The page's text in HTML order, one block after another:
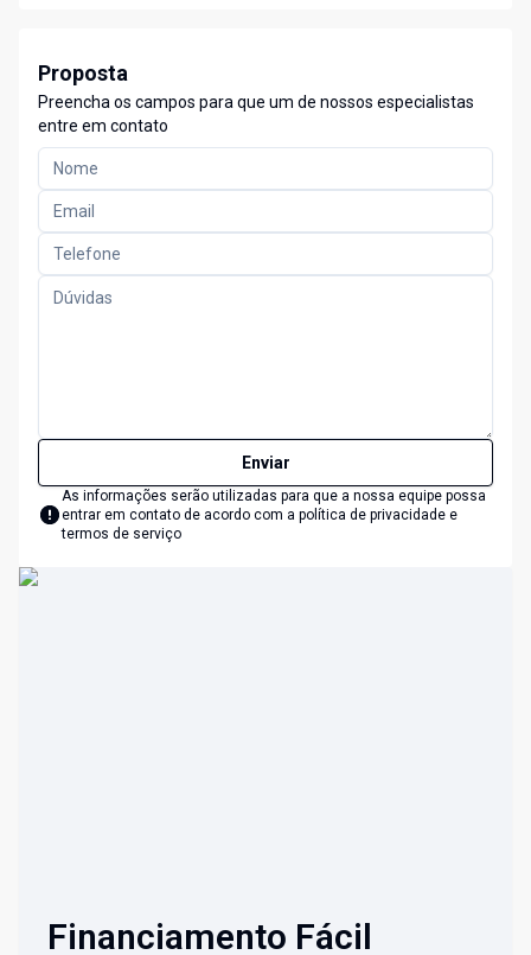
Proposta
Preencha os campos para que um de nossos especialistas
entre em contato
Enviar
As informações serão utilizadas para que a nossa equipe possa
entrar em contato de acordo com a política de privacidade e
termos de serviço
Financiamento Fácil